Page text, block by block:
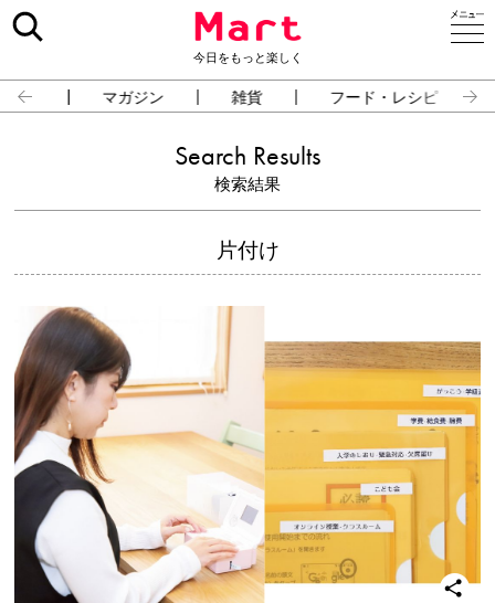
今日をもっと楽しく
占い マガジン 雑貨 フード・レシピ
Search Results
検索結果
片付け